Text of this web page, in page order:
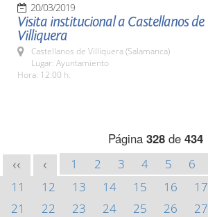
20/03/2019
Visita institucional a Castellanos de
Villiquera
Castellanos de Villiquera (Salamanca)
Lugar: Ayuntamiento
Hora: 12:00 h.
Página 328de 434
<< < 1 2 3 4 5 6
11
12 13 14 15 16 17
21
22 23 24 25 26 27